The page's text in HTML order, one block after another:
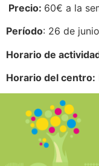
Precio: 60€ a la
Período: 26 de
Horario de
Horario del centro: